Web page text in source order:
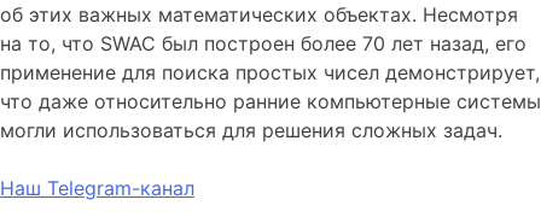
об этих важных математических объектах. Несмотря
на то, что SWAC был построен более 70 лет назад, его
применение для поиска простых чисел демонстрирует,
что даже относительно ранние компьютерные системы
могли использоваться для решения сложных задач.
Наш Telegram-канал